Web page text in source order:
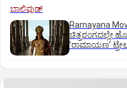
ಬಾಲಿವುಡ್‌
Ramayana
ಚಿತ್ರರಂಗದಲ್ಲೇ
ʼರಾಮಾಯಣʼ